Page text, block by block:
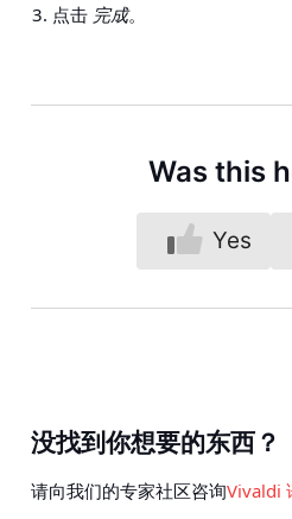
点击 完成。
Was this
Yes
没找到你想要的东西？
请向我们的专家社区咨询Vivaldi